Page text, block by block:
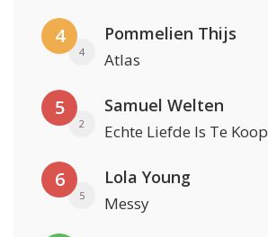
4
4
Pommelien Thijs
Atlas
5
2
Samuel Welten
Echte Liefde Is Te Koop
6
5
Lola Young
Messy